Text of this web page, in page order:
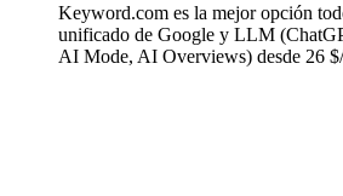
Keyword.com es la mejor opción
unificado de Google y LLM
AI Mode, AI Overviews) desde 26